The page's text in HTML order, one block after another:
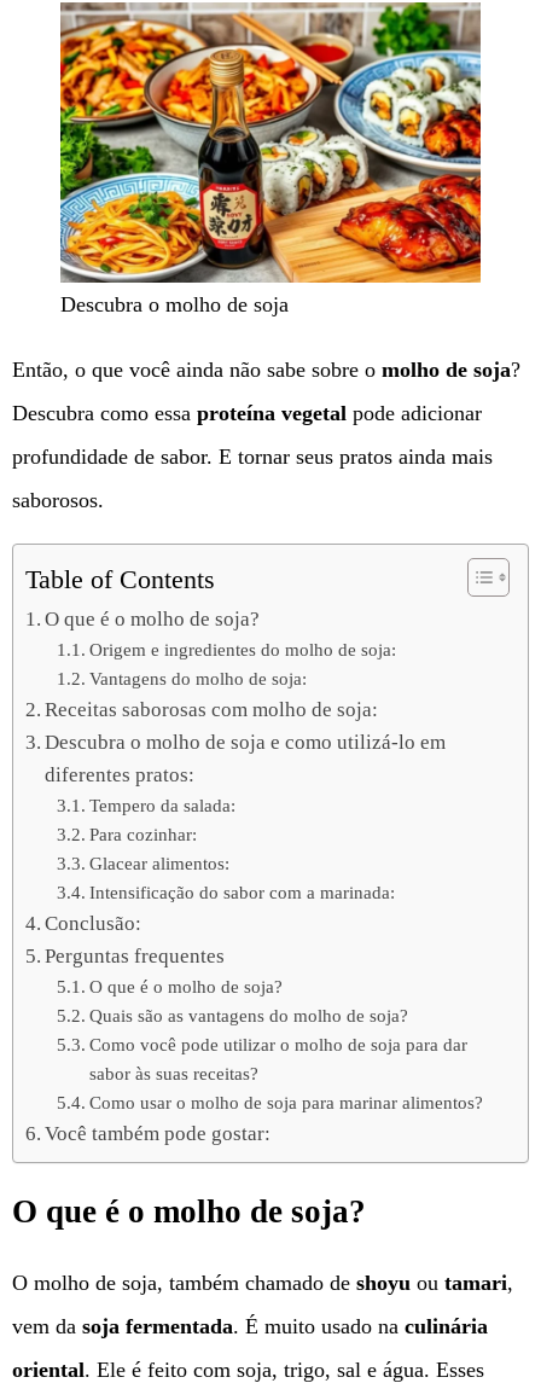
Descubra o molho de soja
Então, o que você ainda não sabe sobre o molho de soja?
Descubra como essa proteína vegetal pode adicionar
profundidade de sabor. E tornar seus pratos ainda mais
saborosos.
Table of Contents
O que é o molho de soja?
Origem e ingredientes do molho de soja:
Vantagens do molho de soja:
Receitas saborosas com molho de soja:
Descubra o molho de soja e como utilizá-lo em
diferentes pratos:
Tempero da salada:
Para cozinhar:
Glacear alimentos:
Intensificação do sabor com a marinada:
Conclusão:
Perguntas frequentes
O que é o molho de soja?
Quais são as vantagens do molho de soja?
Como você pode utilizar o molho de soja para dar
sabor às suas receitas?
Como usar o molho de soja para marinar alimentos?
Você também pode gostar:
O que é o molho de soja?
O molho de soja, também chamado de shoyu ou tamari,
vem da soja fermentada. É muito usado na culinária
oriental. Ele é feito com soja, trigo, sal e água. Esses